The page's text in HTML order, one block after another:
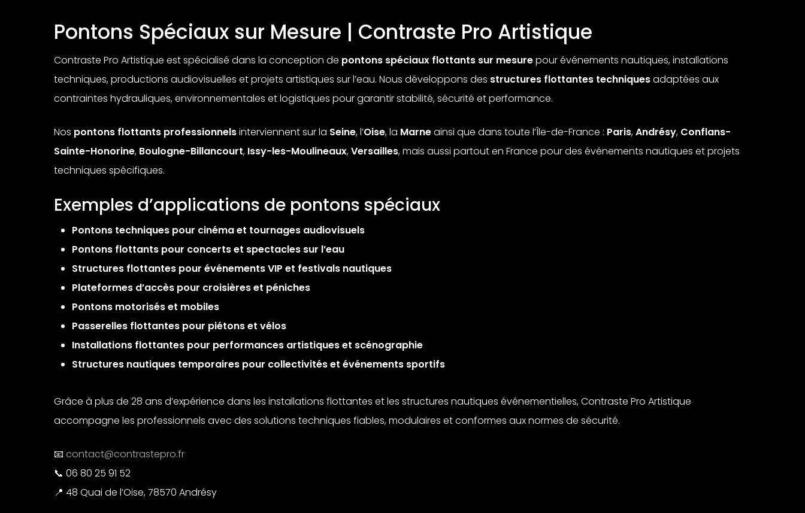
Pontons Spéciaux sur Mesure | Contraste Pro Artistique
Contraste Pro Artistique est spécialisé dans la conception de pontons spéciaux flottants sur mesurepour événements nautiques, installations
techniques, productions audiovisuelles et projets artistiques sur l’eau. Nous développons des structures flottantes techniquesadaptées aux
contraintes hydrauliques, environnementales et logistiques pour garantir stabilité, sécurité et performance.
Nos pontons flottants professionnelsinterviennent sur la Seine, l’Oise, la Marneainsi que dans toute l’Île-de-France : Paris,Andrésy, Conflans-
Sainte-Honorine, Boulogne-Billancourt, Issy-les-Moulineaux,Versailles, mais aussi partout en France pour des événements nautiques et projets
techniques spécifiques.
Exemples d’applications de pontons spéciaux
Pontons techniques pour cinéma et tournages audiovisuels
Pontons flottants pour concerts et spectacles sur l’eau
Structures flottantes pour événements VIP et festivals nautiques
Plateformes d’accès pour croisières et péniches
Pontons motorisés et mobiles
Passerelles flottantes pour piétons et vélos
Installations flottantes pour performances artistiques et scénographie
Structures nautiques temporaires pour collectivités et événements sportifs
Grâce à plus de 28 ans d’expérience dans les installations flottantes et les structures nautiques événementielles, Contraste Pro Artistique
accompagne les professionnels avec des solutions techniques fiables, modulaires et conformes aux normes de sécurité.
📧 contact@contrastepro.fr
📞 06 80 25 91 52
📍 48 Quai de l’Oise, 78570 Andrésy